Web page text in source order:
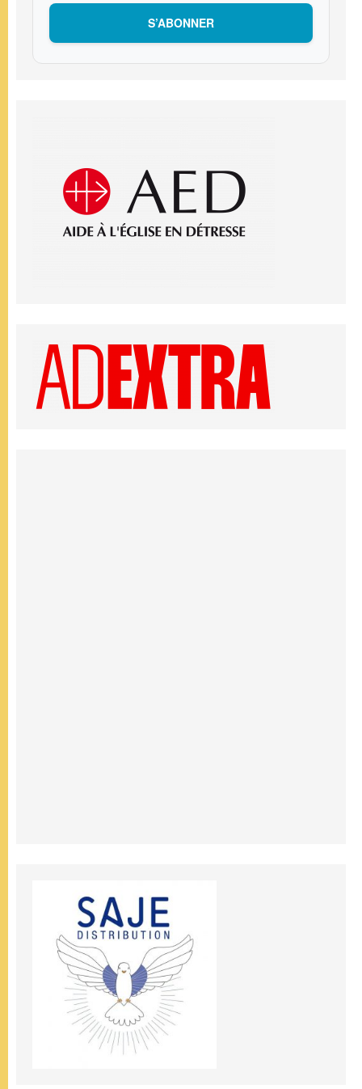
S’ABONNER